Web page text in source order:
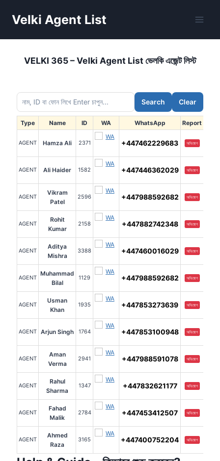
Velki Agent List
VELKI 365 – Velki Agent List ভেলকি এজেন্ট লিস্ট
Search Clear
Type Name ID WA WhatsApp Report
AGENT Hamza Ali 2371 +447462229683 অভিযোগ
AGENT Ali Haider 1582 +447446362029 অভিযোগ
AGENT
Vikram
Patel
2596 +447988592682 অভিযোগ
AGENT
Rohit
Kumar
2158 +447882742348 অভিযোগ
AGENT
Aditya
Mishra
3388 +447460016029 অভিযোগ
AGENT
Muhammad
Bilal
1129 +447988592682 অভিযোগ
AGENT
Usman
Khan
1935 +447853273639 অভিযোগ
AGENT Arjun Singh 1764 +447853100948 অভিযোগ
AGENT
Aman
Verma
2941 +447988591078 অভিযোগ
AGENT
Rahul
Sharma
1347 +447832621177 অভিযোগ
AGENT
Fahad
Malik
2784 +447453412507 অভিযোগ
AGENT
Ahmed
Raza
3165 +447400752204 অভিযোগ